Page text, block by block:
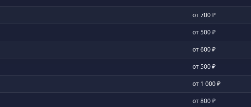
от 700 ₽
от 500 ₽
от 600 ₽
от 500 ₽
от 1 000 ₽
от 800 ₽